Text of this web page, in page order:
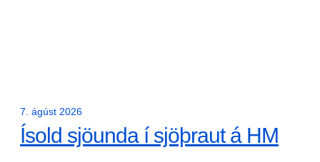
7. ágúst 2026
Ísold sjöunda í sjöþraut á HM